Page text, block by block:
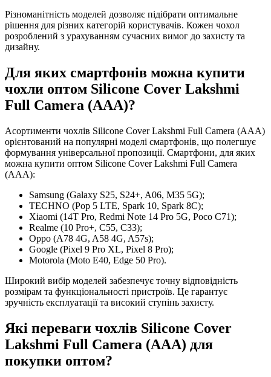
Різноманітність моделей дозволяє підібрати оптимальне
рішення для різних категорій користувачів. Кожен чохол
розроблений з урахуванням сучасних вимог до захисту та
дизайну.
Для яких смартфонів можна купити
чохли оптом Silicone Cover Lakshmi
Full Camera (AAA)?
Асортименти чохлів Silicone Cover Lakshmi Full Camera (AAA)
орієнтований на популярні моделі смартфонів, що полегшує
формування універсальної пропозиції. Смартфони, для яких
можна купити оптом Silicone Cover Lakshmi Full Camera
(AAA):
Samsung (Galaxy S25, S24+, A06, M35 5G);
TECHNO (Pop 5 LTE, Spark 10, Spark 8C);
Xiaomi (14T Pro, Redmi Note 14 Pro 5G, Poco C71);
Realme (10 Pro+, C55, C33);
Oppo (A78 4G, A58 4G, A57s);
Google (Pixel 9 Pro XL, Pixel 8 Pro);
Motorola (Moto E40, Edge 50 Pro).
Широкий вибір моделей забезпечує точну відповідність
розмірам та функціональності пристроїв. Це гарантує
зручність експлуатації та високий ступінь захисту.
Які переваги чохлів Silicone Cover
Lakshmi Full Camera (AAA) для
покупки оптом?